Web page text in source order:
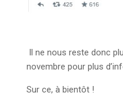
Il ne nous reste donc
novembre pour plus
Sur ce, à bientôt !